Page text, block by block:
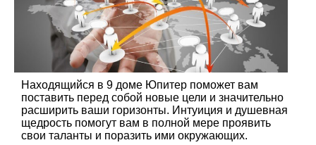
Находящийся в 9 доме Юпитер поможет вам
поставить перед собой новые цели и значительно
расширить ваши горизонты. Интуиция и душевная
щедрость помогут вам в полной мере проявить
свои таланты и поразить ими окружающих.